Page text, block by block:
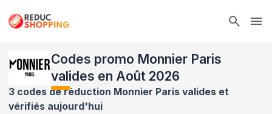
Codes promo Monnier Paris
valides en Août 2026
3 codes de réduction Monnier Paris valides et
vérifiés aujourd'hui